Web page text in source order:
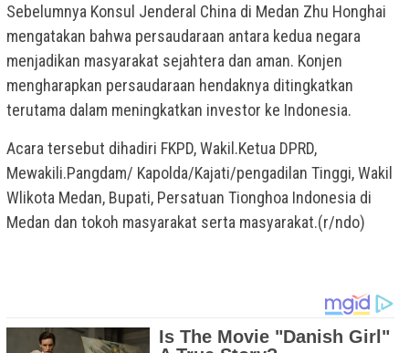
Sebelumnya Konsul Jenderal China di Medan Zhu Honghai
mengatakan bahwa persaudaraan antara kedua negara
menjadikan masyarakat sejahtera dan aman. Konjen
mengharapkan persaudaraan hendaknya ditingkatkan
terutama dalam meningkatkan investor ke Indonesia.
Acara tersebut dihadiri FKPD, Wakil.Ketua DPRD,
Mewakili.Pangdam/ Kapolda/Kajati/pengadilan Tinggi, Wakil
Wlikota Medan, Bupati, Persatuan Tionghoa Indonesia di
Medan dan tokoh masyarakat serta masyarakat.(r/ndo)